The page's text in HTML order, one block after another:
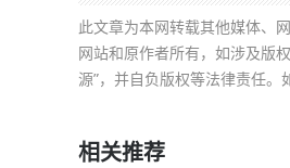
此文章为本网转载其他媒体、
网站和原作者所有，如涉及版
源”，并自负版权等法律责任。
相关推荐